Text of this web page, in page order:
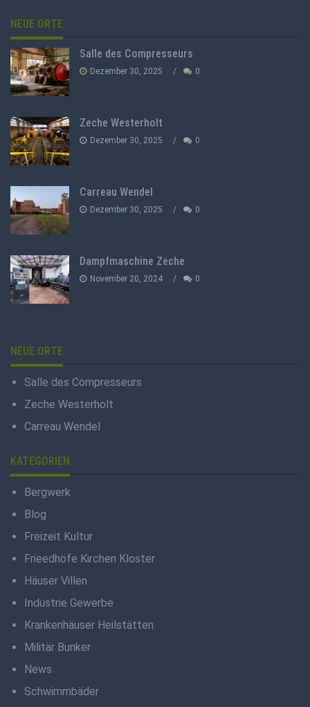
NEUE ORTE
Salle des Compresseurs
Dezember 30, 2025 0
Zeche Westerholt
Dezember 30, 2025 0
Carreau Wendel
Dezember 30, 2025 0
Dampfmaschine Zeche
November 20, 2024 0
NEUE ORTE
Salle des Compresseurs
Zeche Westerholt
Carreau Wendel
KATEGORIEN
Bergwerk
Blog
Freizeit Kultur
Frieedhöfe Kirchen Kloster
Häuser Villen
Industrie Gewerbe
Krankenhäuser Heilstätten
Militär Bunker
News
Schwimmbäder